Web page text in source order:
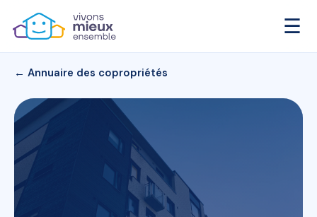
☰
← Annuaire des copropriétés